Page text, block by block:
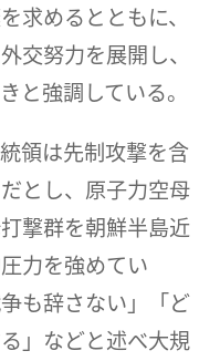
求めるとともに、
交努力を展開し、
と強調している。
領は先制攻撃を含
とし、原子力空母
撃群を朝鮮半島近
圧力を強めてい
も辞さない」「ど
」などと述べ大規